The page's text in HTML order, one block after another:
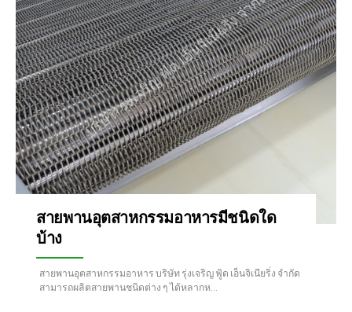
สายพานอุตสาหกรรมอาหารมีชนิดใด
บ้าง
สายพานอุตสาหกรรมอาหาร บริษัท รุ่งเจริญ ฟู้ด เอ็นจิเนียริ่ง จำกัด
สามารถผลิตสายพานชนิดต่าง ๆ ได้หลากห...